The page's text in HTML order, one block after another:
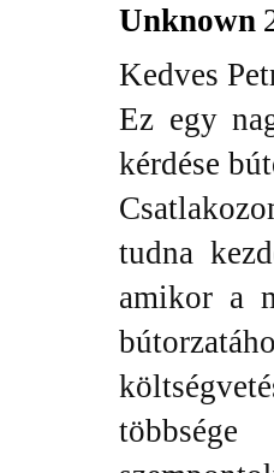
Unknown
Kedves
Ez egy
kérdése
tudna
amikor a